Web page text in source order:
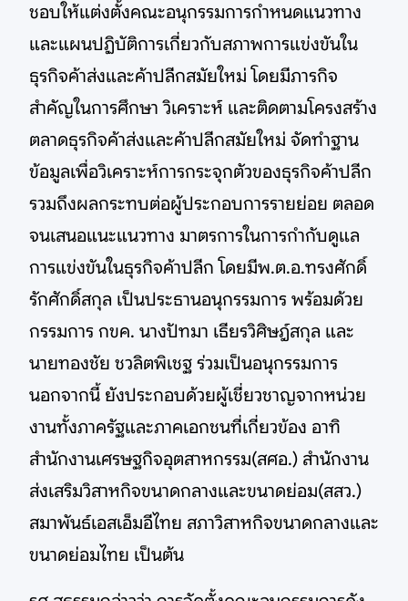
ชอบให้แต่งตั้งคณะอนุกรรมการกำหนดแนวทาง
และแผนปฏิบัติการเกี่ยวกับสภาพการแข่งขันใน
ธุรกิจค้าส่งและค้าปลีกสมัยใหม่ โดยมีภารกิจ
สำคัญในการศึกษา วิเคราะห์ และติดตามโครงสร้าง
ตลาดธุรกิจค้าส่งและค้าปลีกสมัยใหม่ จัดทำฐาน
ข้อมูลเพื่อวิเคราะห์การกระจุกตัวของธุรกิจค้าปลีก
รวมถึงผลกระทบต่อผู้ประกอบการรายย่อย ตลอด
จนเสนอแนะแนวทาง มาตรการในการกำกับดูแล
การแข่งขันในธุรกิจค้าปลีก โดยมีพ.ต.อ.ทรงศักดิ์
รักศักดิ์สกุล เป็นประธานอนุกรรมการ พร้อมด้วย
กรรมการ กขค. นางปัทมา เธียรวิศิษฎ์สกุล และ
นายทองชัย ชวลิตพิเชฐ ร่วมเป็นอนุกรรมการ
นอกจากนี้ ยังประกอบด้วยผู้เชี่ยวชาญจากหน่วย
งานทั้งภาครัฐและภาคเอกชนที่เกี่ยวข้อง อาทิ
สำนักงานเศรษฐกิจอุตสาหกรรม(สศอ.) สำนักงาน
ส่งเสริมวิสาหกิจขนาดกลางและขนาดย่อม(สสว.)
สมาพันธ์เอสเอ็มอีไทย สภาวิสาหกิจขนาดกลางและ
ขนาดย่อมไทย เป็นต้น